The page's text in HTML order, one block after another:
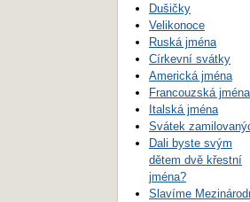
Dušičky
Velikonoce
Ruská jména
Církevní svátky
Americká jména
Francouzská jména
Italská jména
Svátek
Dali byste svým
dětem dvě křestní
jména?
Slavíme